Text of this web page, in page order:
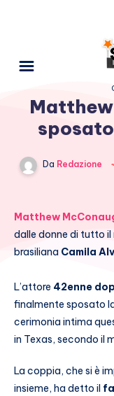
Da Redazione
Matthew
dalle donne di tutto il
brasiliana Camila
L’attore 42enne
finalmente sposato
cerimonia intima
in Texas, secondo il
La coppia, che si è
insieme, ha detto il